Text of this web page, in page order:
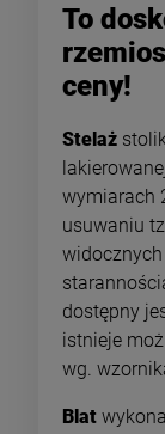
To
ceny!
Stelaż
wymiarach
usuwaniu
widocznych
dostępny
istnieje
wg.
Blat